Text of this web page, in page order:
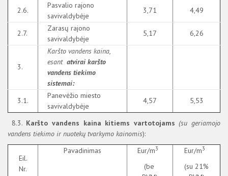
2.6.
Pasvalio rajono
savivaldybėje
3,71 4,49
2.7.
Zarasų rajono
savivaldybėje
5,17 6,26
3.
Karšto vandens kaina,
esant atvirai karšto
vandens tiekimo
sistemai:
3.1.
Panevėžio miesto
savivaldybėje
4,57 5,53
8.3. Karšto vandens kaina kitiems vartotojams(su geriamojo
vandens tiekimo ir nuotekų tvarkymo kainomis):
Eil.
Nr.
Pavadinimas Eur/m3
(be
Eur/m3
(su 21%